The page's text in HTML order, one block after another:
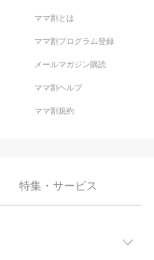
ママ割とは
ママ割プログラム登録
メールマガジン購読
ママ割ヘルプ
ママ割規約
特集・サービス